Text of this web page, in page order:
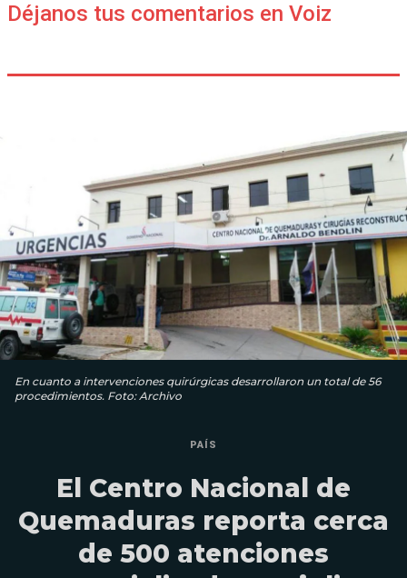
Déjanos tus comentarios en Voiz
En cuanto a intervenciones quirúrgicas desarrollaron un total de 56
procedimientos. Foto: Archivo
PAÍS
El Centro Nacional de
Quemaduras reporta cerca
de 500 atenciones